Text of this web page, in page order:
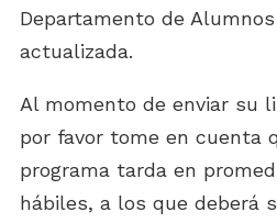
Departamento de
actualizada.
Al momento de enviar su
por favor tome en cuenta
programa tarda en
hábiles, a los que deberá